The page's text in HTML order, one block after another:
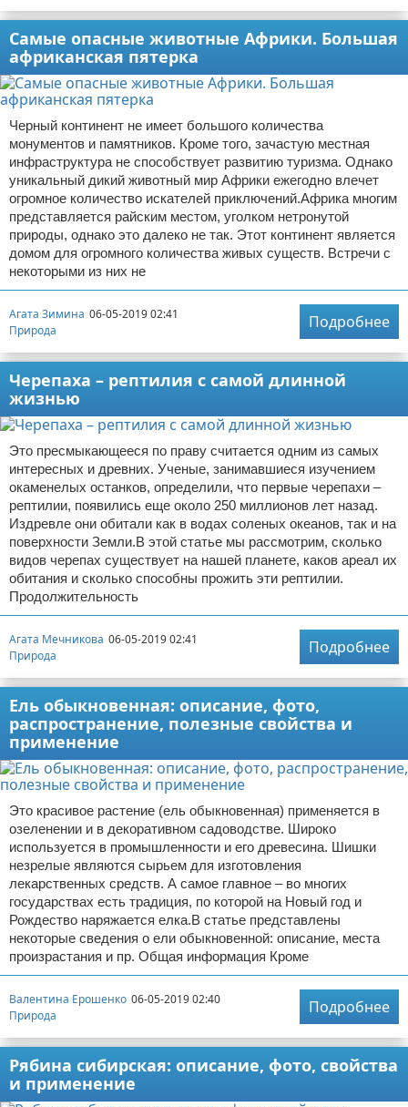
Самые опасные животные Африки. Большая
африканская пятерка
Черный континент не имеет большого количества
монументов и памятников. Кроме того, зачастую местная
инфраструктура не способствует развитию туризма. Однако
уникальный дикий животный мир Африки ежегодно влечет
огромное количество искателей приключений.Африка многим
представляется райским местом, уголком нетронутой
природы, однако это далеко не так. Этот континент является
домом для огромного количества живых существ. Встречи с
некоторыми из них не
Агата Зимина 06-05-2019 02:41
Природа
Подробнее
Черепаха – рептилия с самой длинной
жизнью
Это пресмыкающееся по праву считается одним из самых
интересных и древних. Ученые, занимавшиеся изучением
окаменелых останков, определили, что первые черепахи –
рептилии, появились еще около 250 миллионов лет назад.
Издревле они обитали как в водах соленых океанов, так и на
поверхности Земли.В этой статье мы рассмотрим, сколько
видов черепах существует на нашей планете, каков ареал их
обитания и сколько способны прожить эти рептилии.
Продолжительность
Агата Мечникова 06-05-2019 02:41
Природа
Подробнее
Ель обыкновенная: описание, фото,
распространение, полезные свойства и
применение
Это красивое растение (ель обыкновенная) применяется в
озеленении и в декоративном садоводстве. Широко
используется в промышленности и его древесина. Шишки
незрелые являются сырьем для изготовления
лекарственных средств. А самое главное – во многих
государствах есть традиция, по которой на Новый год и
Рождество наряжается елка.В статье представлены
некоторые сведения о ели обыкновенной: описание, места
произрастания и пр. Общая информация Кроме
Валентина Ерошенко 06-05-2019 02:40
Природа
Подробнее
Рябина сибирская: описание, фото, свойства
и применение